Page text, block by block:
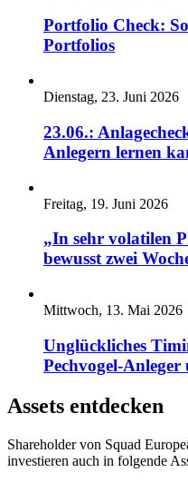
Portfolio Check:
Portfolios
Dienstag, 23. Juni 2026
23.06.:
Anlegern lernen
Freitag, 19. Juni 2026
„In sehr volatilen
bewusst zwei
Mittwoch, 13. Mai 2026
Unglückliches
Pechvogel-Anleger
Assets entdecken
Shareholder von Squad
investieren auch in folgende